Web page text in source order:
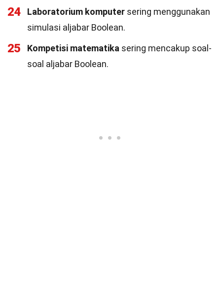
24 Laboratorium komputer sering menggunakan
simulasi aljabar Boolean.
25 Kompetisi matematika sering mencakup soal-
soal aljabar Boolean.